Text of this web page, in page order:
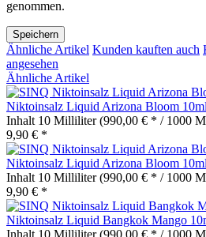
genommen.
Speichern
Ähnliche Artikel Kunden kauften auch
angesehen
Ähnliche Artikel
Niktoinsalz Liquid Arizona Bloom
Inhalt 10 Milliliter(990,00 € * / 1000
9,90 € *
Niktoinsalz Liquid Arizona Bloom
Inhalt 10 Milliliter(990,00 € * / 1000
9,90 € *
Niktoinsalz Liquid Bangkok Mango
Inhalt 10 Milliliter(990,00 € * / 1000